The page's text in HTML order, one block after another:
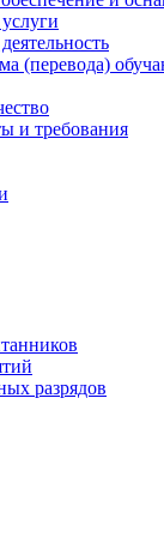
(перевода)
и требования
разрядов